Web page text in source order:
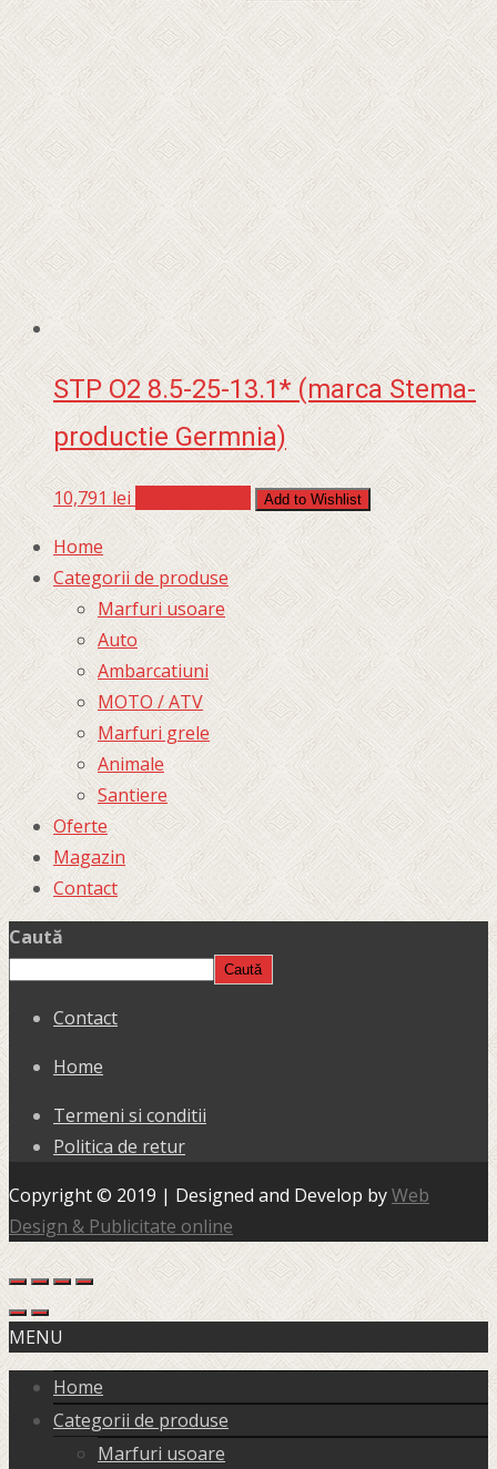
STP O2 8.5-25-13.1* (marca Stema-
productie Germnia)
10,791lei Add to Wishlist
Home
Categorii de produse
Marfuri usoare
Auto
Ambarcatiuni
MOTO / ATV
Marfuri grele
Animale
Santiere
Oferte
Magazin
Contact
Caută
Caută
Contact
Home
Termeni si conditii
Politica de retur
Copyright © 2019 | Designed and Develop byWeb
Design & Publicitate online
MENU
Home
Categorii de produse
Marfuri usoare